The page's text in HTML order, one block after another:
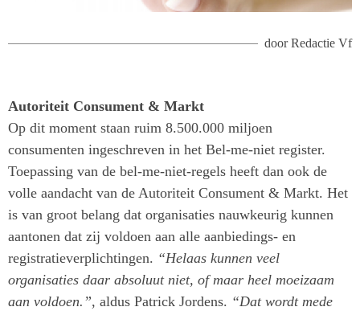
doorRedactie Vf
Autoriteit Consument & Markt
Op dit moment staan ruim 8.500.000 miljoen
consumenten ingeschreven in het Bel-me-niet register.
Toepassing van de bel-me-niet-regels heeft dan ook de
volle aandacht van de Autoriteit Consument & Markt. Het
is van groot belang dat organisaties nauwkeurig kunnen
aantonen dat zij voldoen aan alle aanbiedings- en
registratieverplichtingen. “Helaas kunnen veel
organisaties daar absoluut niet, of maar heel moeizaam
aan voldoen.”, aldus Patrick Jordens. “Dat wordt mede